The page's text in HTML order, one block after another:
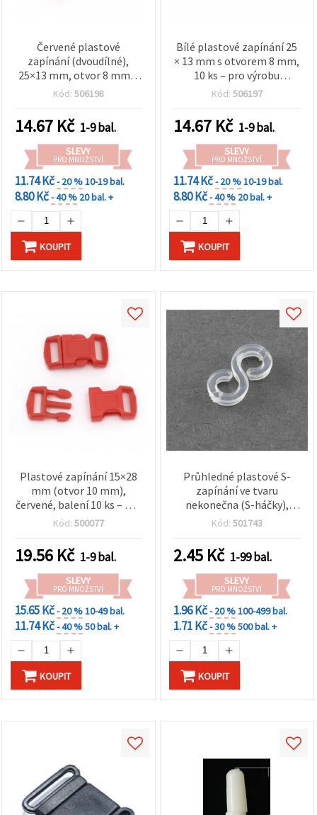
Červené plastové
zapínání (dvoudílné),
25×13 mm, otvor 8 mm –
balení 10 ks, na šperky a
Kód: 506198
14.67 Kč 1-9 bal.
SLEVY
PRO MNOŽSTVÍ
11.74 Kč- 20 %10-19 bal.
8.80 Kč- 40 % 20 bal. +
KOUPIT
Bílé plastové zapínání 25
× 13 mm s otvorem 8 mm,
10 ks – pro výrobu
bižuterie
Kód: 506197
14.67 Kč 1-9 bal.
SLEVY
PRO MNOŽSTVÍ
11.74 Kč- 20 %10-19 bal.
8.80 Kč- 40 % 20 bal. +
KOUPIT
Plastové zapínání 15×28
mm (otvor 10 mm),
červené, balení 10 ks – pro
hobby, tašky a popruhy
Kód: 500077
19.56 Kč 1-9 bal.
SLEVY
PRO MNOŽSTVÍ
15.65 Kč- 20 %10-49 bal.
11.74 Kč- 40 %50 bal. +
KOUPIT
Průhledné plastové S-
zapínání ve tvaru
nekonečna (S-háčky),
11×6×2 mm –
komponenty pro výrobu
šperků a hobby, balení cca
12 ks
Kód: 501743
2.45 Kč 1-99 bal.
SLEVY
PRO MNOŽSTVÍ
1.96 Kč- 20 %100-499 bal.
1.71 Kč- 30 %500 bal. +
KOUPIT